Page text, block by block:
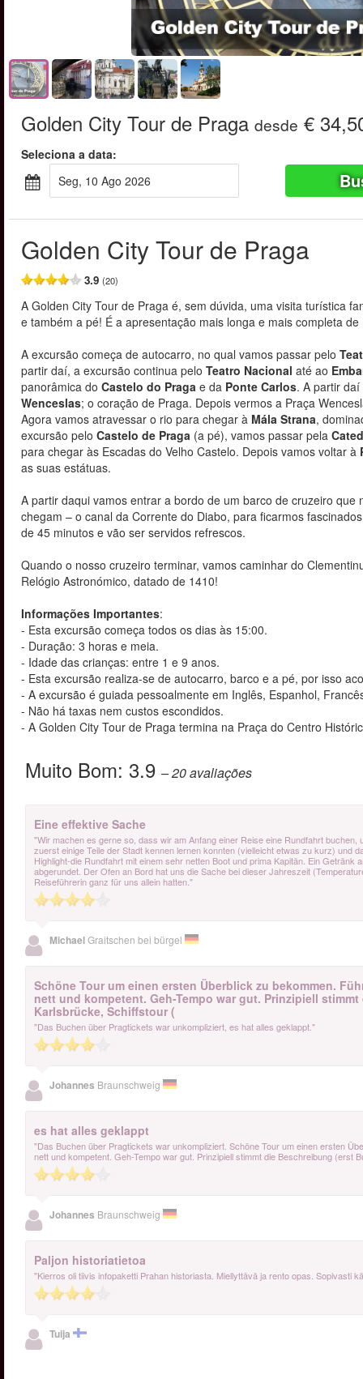
Golden City Tour de Praga desde €
Seleciona a data:
Seg, 10 Ago 2026
Golden City Tour de Praga
3.9 (20)
A Golden City Tour de Praga é, sem dúvida, uma visita turística
e também a pé! É a apresentação mais longa e mais completa
A excursão começa de autocarro, no qual vamos passar pelo
partir daí, a excursão continua pelo Teatro Nacional até ao
panorâmica do Castelo do Praga e da Ponte Carlos. A partir
Wenceslas; o coração de Praga. Depois vermos a Praça
Agora vamos atravessar o rio para chegar à Mála Strana,
excursão pelo Castelo de Praga (a pé), vamos passar pela
para chegar às Escadas do Velho Castelo. Depois vamos voltar à
as suas estátuas.
A partir daqui vamos entrar a bordo de um barco de cruzeiro
chegam – o canal da Corrente do Diabo, para ficarmos
de 45 minutos e vão ser servidos refrescos.
Quando o nosso cruzeiro terminar, vamos caminhar do
Relógio Astronómico, datado de 1410!
Informações Importantes:
- Esta excursão começa todos os dias às 15:00.
- Duração: 3 horas e meia.
- Idade das crianças: entre 1 e 9 anos.
- Esta excursão realiza-se de autocarro, barco e a pé, por isso
- A excursão é guiada pessoalmente em Inglês, Espanhol,
- Não há taxas nem custos escondidos.
- A Golden City Tour de Praga termina na Praça do Centro
Muito Bom: 3.9 – 20avaliações
Eine effektive Sache
"Wir machen es gerne so, dass wir am Anfang einer Reise eine Rundfahrt
zuerst einige Teile der Stadt kennen lernen konnten (vielleicht etwas zu kurz) und
Highlight-die Rundfahrt mit einem sehr netten Boot und prima Kapitän. Ein
abgerundet. Der Ofen an Bord hat uns die Sache bei dieser Jahreszeit
Reiseführerin ganz für uns allein hatten."
MichaelGraitschen bei bürgel
Schöne Tour um einen ersten Überblick zu bekommen.
nett und kompetent. Geh-Tempo war gut. Prinzipiell
Karlsbrücke, Schiffstour (
"Das Buchen über Pragtickets war unkompliziert, es hat alles geklappt."
Johannes Braunschweig
es hat alles geklappt
"Das Buchen über Pragtickets war unkompliziert. Schöne Tour um einen ersten
nett und kompetent. Geh-Tempo war gut. Prinzipiell stimmt die Beschreibung
Johannes Braunschweig
Paljon historiatietoa
"Kierros oli tiivis infopaketti Prahan historiasta. Miellyttävä ja rento opas. Sopivasti
Tuija